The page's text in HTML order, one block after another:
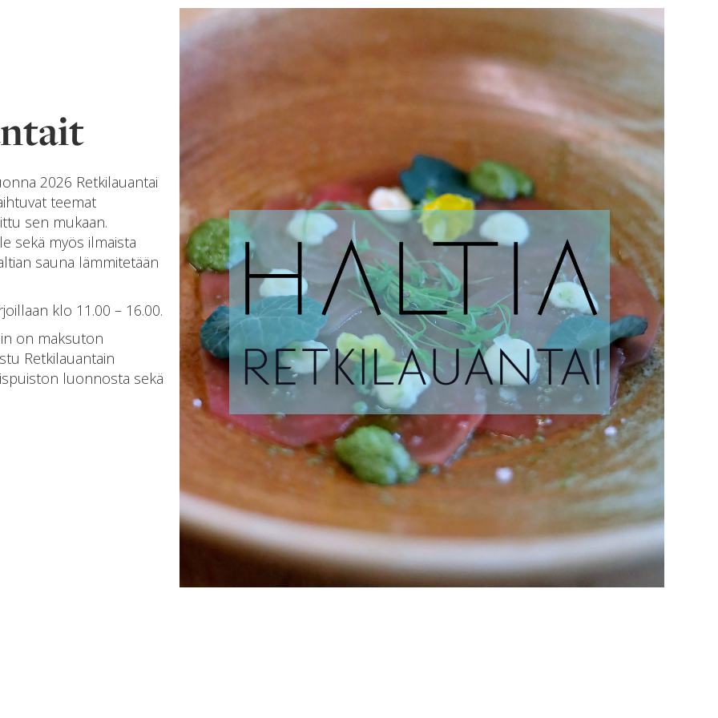
2026 Retkilauantai
teemat
sen mukaan.
sekä myös ilmaista
sauna lämmitetään
klo 11.00 – 16.00.
on maksuton
Retkilauantain
luonnosta sekä